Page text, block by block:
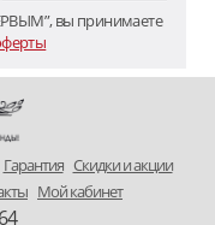
вы принимаете
Гарантия Скидки и акции
Мой кабинет